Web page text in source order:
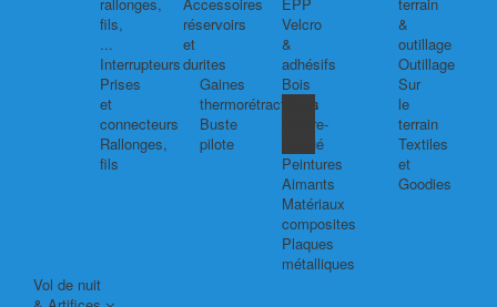
fils,
...
Interrupteurs
Prises
et
connecteurs
Rallonges,
fils
réservoirs
et
durites
Gaines
thermorétractables
Buste
pilote
Velcro
&
adhésifs
Bois
Balsa
Contre-
plaqué
Peintures
Aimants
Matériaux
composites
Plaques
métalliques
&
outillage
Outillage
Sur
le
terrain
Textiles
et
Goodies
Vol de nuit